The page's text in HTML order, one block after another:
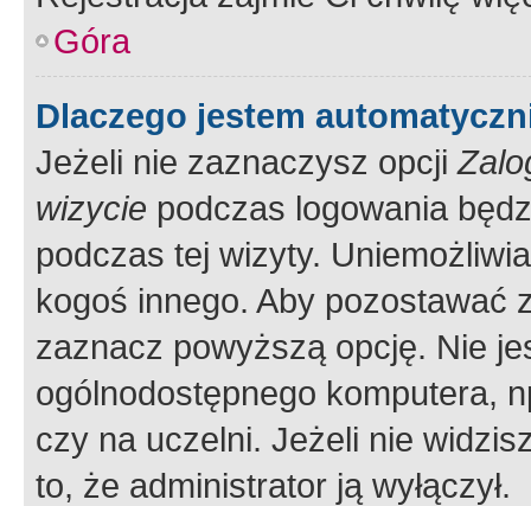
Góra
Dlaczego jestem
Jeżeli nie zaznaczysz opcji
wizycie podczas logowania
podczas tej wizyty.
kogoś innego. Aby pozostawać
zaznacz powyższą opcję. Nie
ogólnodostępnego komputera,
czy na uczelni. Jeżeli nie
to, że administrator ją wyłączył.